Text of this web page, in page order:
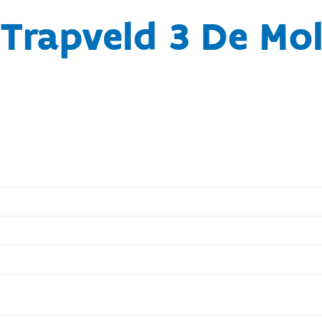
Trapveld 3 De